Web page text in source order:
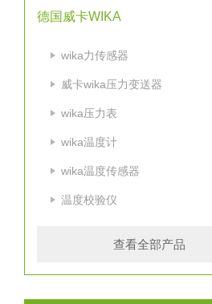
德国威卡WIKA
wika力传感器
威卡wika压力变送器
wika压力表
wika温度计
wika温度传感器
温度校验仪
查看全部产品